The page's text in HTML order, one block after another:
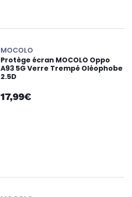
MOCOLO
Protège écran MOCOLO Oppo
A93 5G Verre Trempé Oléophobe
2.5D
17,99€